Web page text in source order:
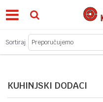
BESPLATNA
KUHINJSKI DODACI
Sortiraj